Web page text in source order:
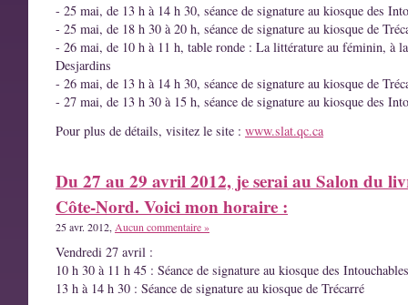
- 25 mai, de 13 h à 14 h 30, séance de signature au kiosque des
- 25 mai, de 18 h 30 à 20 h, séance de signature au kiosque de
- 26 mai, de 10 h à 11 h, table ronde : La littérature au féminin, à
Desjardins
- 26 mai, de 13 h à 14 h 30, séance de signature au kiosque de
- 27 mai, de 13 h 30 à 15 h, séance de signature au kiosque des
Pour plus de détails, visitez le site : www.slat.qc.ca
Du 27 au 29 avril 2012, je serai au Salon du
Côte-Nord. Voici mon horaire :
25 avr. 2012, Aucun commentaire »
Vendredi 27 avril :
10 h 30 à 11 h 45 : Séance de signature au kiosque des Intouchables
13 h à 14 h 30 : Séance de signature au kiosque de Trécarré